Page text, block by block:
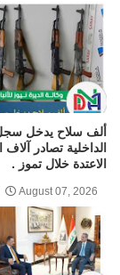
ألف سلاح يدخل
الداخلية تصادر
الاعتدة خلال تموز .
August 07, 2026